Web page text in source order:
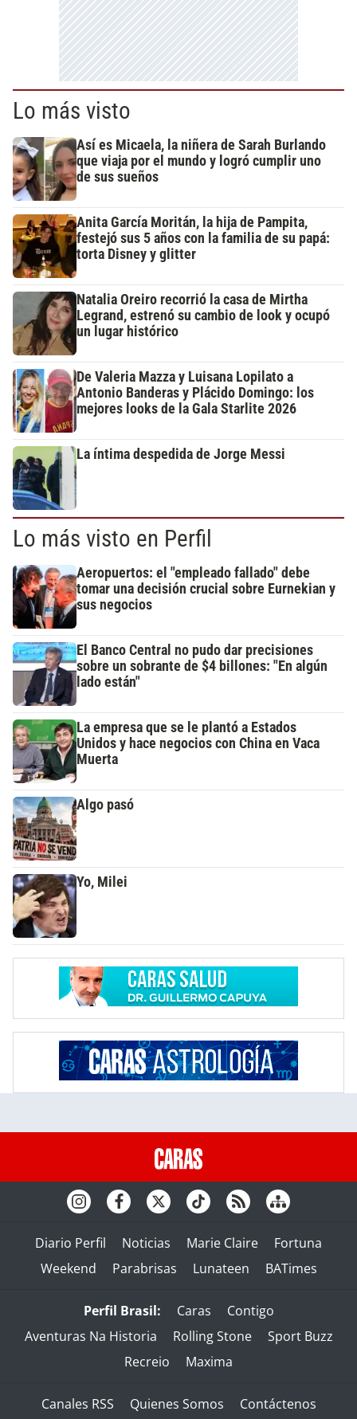
Lo más visto
Así es Micaela, la niñera de Sarah Burlando
que viaja por el mundo y logró cumplir uno
de sus sueños
Anita García Moritán, la hija de Pampita,
festejó sus 5 años con la familia de su papá:
torta Disney y glitter
Natalia Oreiro recorrió la casa de Mirtha
Legrand, estrenó su cambio de look y ocupó
un lugar histórico
De Valeria Mazza y Luisana Lopilato a
Antonio Banderas y Plácido Domingo: los
mejores looks de la Gala Starlite 2026
La íntima despedida de Jorge Messi
Lo más visto en Perfil
Aeropuertos: el "empleado fallado" debe
tomar una decisión crucial sobre Eurnekian y
sus negocios
El Banco Central no pudo dar precisiones
sobre un sobrante de $4 billones: "En algún
lado están"
La empresa que se le plantó a Estados
Unidos y hace negocios con China en Vaca
Muerta
Algo pasó
Yo, Milei
Diario Perfil Noticias Marie Claire
Fortuna
Weekend
Parabrisas Lunateen BATimes
Perfil Brasil: Caras
Contigo
Aventuras Na Historia
Rolling Stone
Sport Buzz
Recreio
Maxima
Canales RSS Quienes Somos Contáctenos